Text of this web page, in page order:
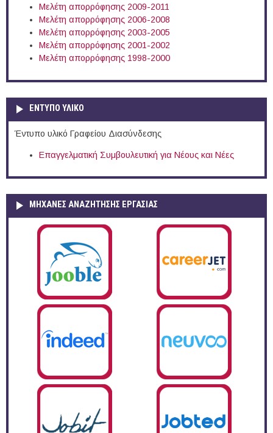
Μελέτη απορρόφησης 2009-2011
Μελέτη απορρόφησης 2006-2008
Μελέτη απορρόφησης 2003-2005
Μελέτη απορρόφησης 2001-2002
Μελέτη απορρόφησης 1998-2000
ΕΝΤΥΠΟ ΥΛΙΚΟ
Έντυπο υλικό Γραφείου Διασύνδεσης
Επαγγελματική Συμβουλευτική για Νέους και Νέες
ΜΗΧΑΝΕΣ ΑΝΑΖΗΤΗΣΗΣ ΕΡΓΑΣΙΑΣ